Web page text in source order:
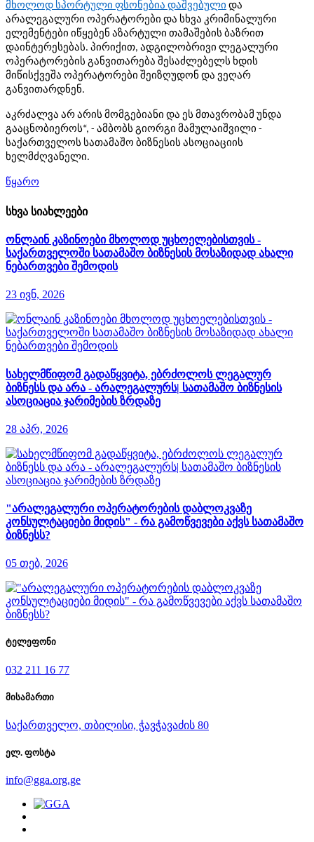
მხოლოდ სპორტული ფსონებია დაშვებული და
არალეგალური ოპერატორები და სხვა კრიმინალური
ელემენტები იწყებენ აზარტული თამაშების ბაზრით
დაინტერესებას. პირიქით, ადგილობრივი ლეგალური
ოპერატორების განვითარება შესაძლებელს ხდის
მიწისქვეშა ოპერატორები შეიზღუდონ და ვეღარ
განვითარდნენ.
აკრძალვა არ არის მომგებიანი და ეს მთავრობამ უნდა
გააცნობიეროს“, - ამბობს გიორგი მამულაიშვილი -
საქართველოს სათამაშო ბიზნესის ასოციაციის
ხელმძღვანელი.
წყარო
სხვა სიახლეები
ონლაინ კაზინოები მხოლოდ უცხოელებისთვის -
საქართველოში სათამაშო ბიზნესის მოსაზიდად ახალი
ნებართვები შემოდის
23 ივნ, 2026
სახელმწიფომ გადაწყვიტა, ებრძოლოს ლეგალურ
ბიზნესს და არა - არალეგალურს| სათამაშო ბიზნესის
ასოციაცია ჯარიმების ზრდაზე
28 აპრ, 2026
"არალეგალური ოპერატორების დაბლოკვაზე
კონსულტაციები მიდის" - რა გამოწვევები აქვს სათამაშო
ბიზნესს?
05 თებ, 2026
ტელეფონი
032 211 16 77
მისამართი
საქართველო, თბილისი, ჭავჭავაძის 80
ელ. ფოსტა
info@gga.org.ge